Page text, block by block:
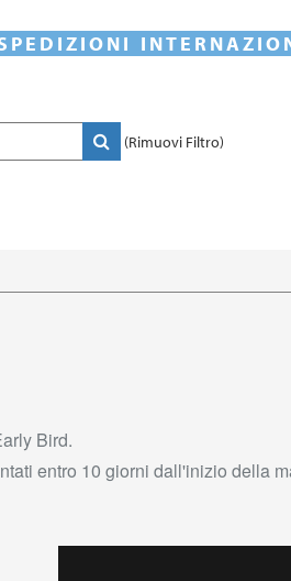
(Rimuovi Filtro)
Bird.
entro 10 giorni dall'inizio della